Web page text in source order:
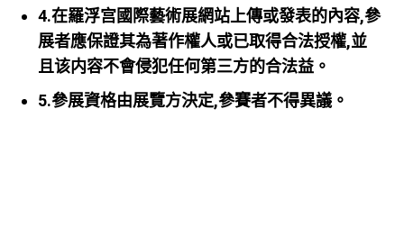
4.在羅浮宫國際藝術展網站上傳或發表的內容,參
展者應保證其為著作權人或已取得合法授權,並
且该内容不會侵犯任何第三方的合法益。
5.參展資格由展覽方決定,參賽者不得異議。